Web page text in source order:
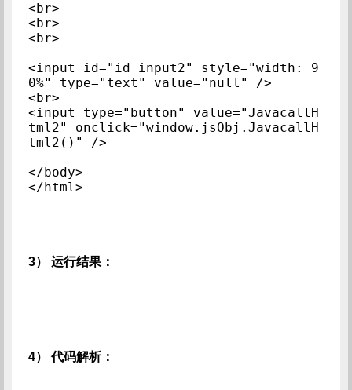
<br>
<br>
<br>
<input id="id_input2" style="width: 9
0%" type="text" value="null" />
<br>
<input type="button" value="JavacallH
tml2" onclick="window.jsObj.JavacallH
tml2()" />
</body>
</html>
3） 运行结果：
4） 代码解析：